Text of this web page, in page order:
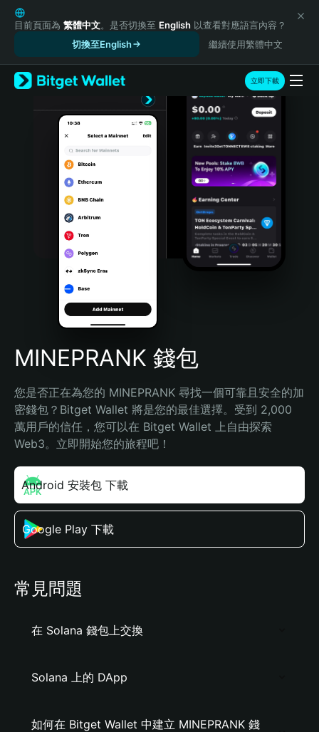
English
日本語
Русский
Español (Latinoamérica)
Türkçe
Português (Portugal)
Bahasa Indonesia
Português (Brasil)
Español (Argentina)
目前頁面為 繁體中文。是否切換至 English 以查看對應語言內容？
切換至English
繼續使用繁體中文
立即下載
MINEPRANK 錢包
您是否正在為您的 MINEPRANK 尋找一個可靠且安全的加
密錢包？Bitget Wallet 將是您的最佳選擇。受到 2,000
萬用戶的信任，您可以在 Bitget Wallet 上自由探索
Web3。立即開始您的旅程吧！
Android 安裝包 下載
Google Play 下載
常見問題
在 Solana 錢包上交換
Solana 上的 DApp
如何在 Bitget Wallet 中建立 MINEPRANK 錢